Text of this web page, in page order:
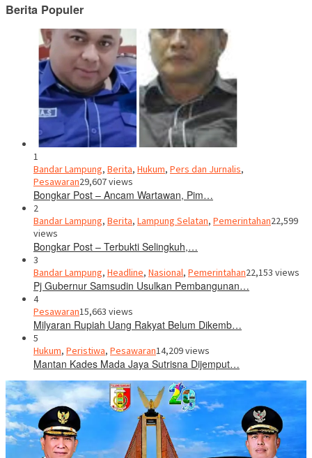
Berita Populer
1
Bandar Lampung, Berita, Hukum, Pers dan Jurnalis,
Pesawaran29,607 views
Bongkar Post – Ancam Wartawan, Pim…
2
Bandar Lampung, Berita, Lampung Selatan, Pemerintahan22,599
views
Bongkar Post – Terbukti Selingkuh,…
3
Bandar Lampung, Headline, Nasional, Pemerintahan22,153 views
Pj Gubernur Samsudin Usulkan Pembangunan…
4
Pesawaran15,663 views
Milyaran Rupiah Uang Rakyat Belum Dikemb…
5
Hukum, Peristiwa, Pesawaran14,209 views
Mantan Kades Mada Jaya Sutrisna Dijemput…